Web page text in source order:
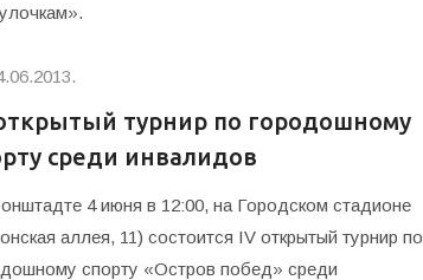
турнир по городошному
среди инвалидов
4 июня в 12:00, на Городском стадионе
аллея, 11) состоится IV открытый турнир по
спорту «Остров побед» среди